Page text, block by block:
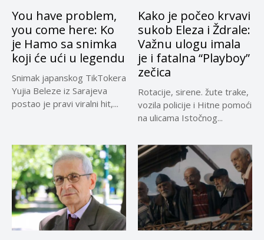
You have problem,
you come here: Ko
je Hamo sa snimka
koji će ući u legendu
Snimak japanskog TikTokera
Yujia Beleze iz Sarajeva
postao je pravi viralni hit,...
Kako je počeo krvavi
sukob Eleza i Ždrale:
Važnu ulogu imala
je i fatalna “Playboy”
zečica
Rotacije, sirene. žute trake,
vozila policije i Hitne pomoći
na ulicama Istočnog...